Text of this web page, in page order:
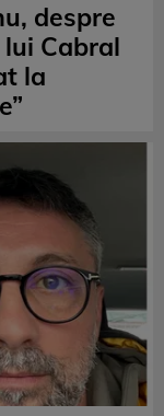
despre
Cabral
la